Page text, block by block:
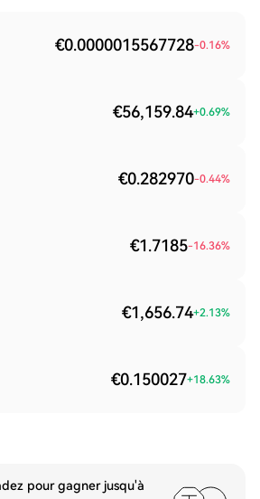
€0.0000015567728-0.16%
€56,159.84+0.69%
€0.282970-0.44%
€1.7185-16.36%
€1,656.74+2.13%
€0.150027+18.63%
pour gagner jusqu'à